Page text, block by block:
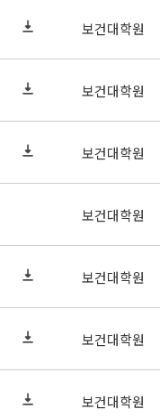
보건대학원
보건대학원
보건대학원
보건대학원
보건대학원
보건대학원
보건대학원